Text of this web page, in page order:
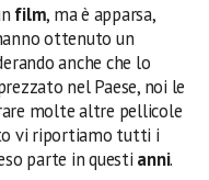
film, ma è apparsa,
ottenuto un
anche che lo
nel Paese, noi le
molte altre pellicole
vi riportiamo tutti i
parte in questi anni.